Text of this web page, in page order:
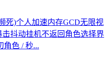
死)个人加速内存GCD无限视
抖动挂机不返回角色选择界
角色 / 秒...